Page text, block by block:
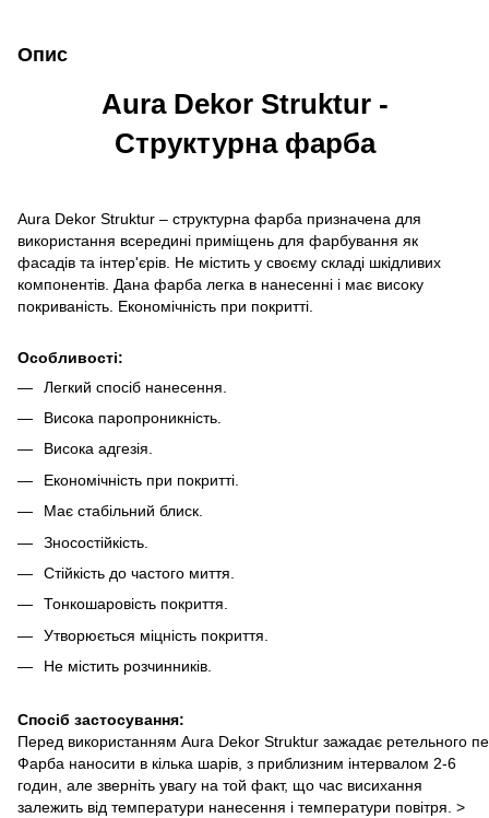
Опис
Aura Dekor Struktur -
Структурна фарба
Aura Dekor Struktur – структурна фарба призначена для
використання всередині приміщень для фарбування як
фасадів та інтер'єрів. Не містить у своєму складі шкідливих
компонентів. Дана фарба легка в нанесенні і має високу
покриваність. Економічність при покритті.
Особливості:
Легкий спосіб нанесення.
Висока паропроникність.
Висока адгезія.
Економічність при покритті.
Має стабільний блиск.
Зносостійкість.
Стійкість до частого миття.
Тонкошаровість покриття.
Утворюється міцність покриття.
Не містить розчинників.
Спосіб застосування:
Перед використанням Aura Dekor Struktur зажадає ретельного
Фарба наносити в кілька шарів, з приблизним інтервалом 2-6
годин, але зверніть увагу на той факт, що час висихання
залежить від температури нанесення і температури повітря. >